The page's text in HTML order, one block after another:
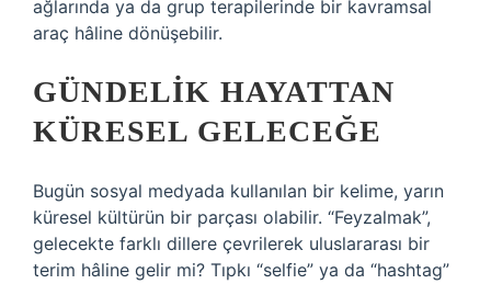
ağlarında ya da grup terapilerinde bir kavramsal
araç hâline dönüşebilir.
GÜNDELIK HAYATTAN
KÜRESEL GELECEĞE
Bugün sosyal medyada kullanılan bir kelime, yarın
küresel kültürün bir parçası olabilir. “Feyzalmak”,
gelecekte farklı dillere çevrilerek uluslararası bir
terim hâline gelir mi? Tıpkı “selfie” ya da “hashtag”